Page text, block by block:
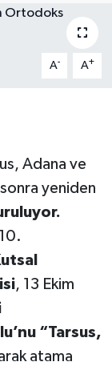
A- A+
Adana ve
yeniden
, 13 Ekim
“Tarsus,
atama